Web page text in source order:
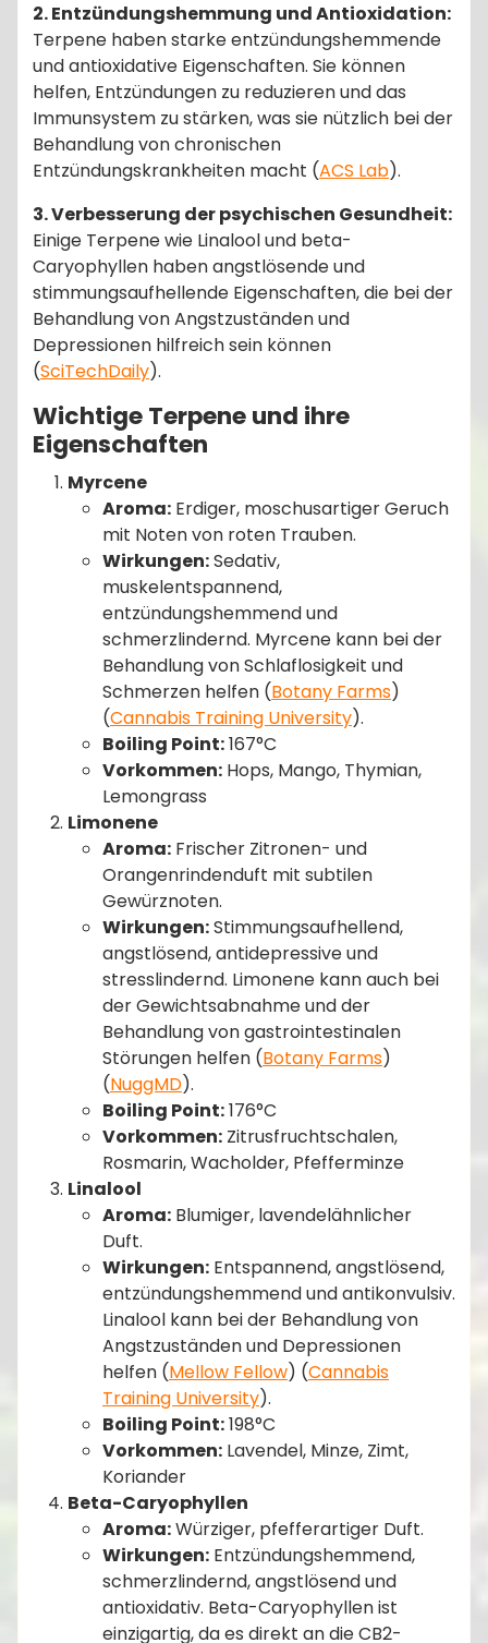
2. Entzündungshemmung und Antioxidation:
Terpene haben starke entzündungshemmende
und antioxidative Eigenschaften. Sie können
helfen, Entzündungen zu reduzieren und das
Immunsystem zu stärken, was sie nützlich bei der
Behandlung von chronischen
Entzündungskrankheiten macht​ (ACS Lab)​.
3. Verbesserung der psychischen Gesundheit:
Einige Terpene wie Linalool und beta-
Caryophyllen haben angstlösende und
stimmungsaufhellende Eigenschaften, die bei der
Behandlung von Angstzuständen und
Depressionen hilfreich sein können​
(SciTechDaily)​.
Wichtige Terpene und ihre
Eigenschaften
Myrcene
Aroma: Erdiger, moschusartiger Geruch
mit Noten von roten Trauben.
Wirkungen:Sedativ,
muskelentspannend,
entzündungshemmend und
schmerzlindernd. Myrcene kann bei der
Behandlung von Schlaflosigkeit und
Schmerzen helfen​ (Botany Farms)​​
(Cannabis Training University)​.
Boiling Point:167°C
Vorkommen: Hops, Mango, Thymian,
Lemongrass
Limonene
Aroma: Frischer Zitronen- und
Orangenrindenduft mit subtilen
Gewürznoten.
Wirkungen:Stimmungsaufhellend,
angstlösend, antidepressive und
stresslindernd. Limonene kann auch bei
der Gewichtsabnahme und der
Behandlung von gastrointestinalen
Störungen helfen​ (Botany Farms)​​
(NuggMD)​.
Boiling Point:176°C
Vorkommen: Zitrusfruchtschalen,
Rosmarin, Wacholder, Pfefferminze
Linalool
Aroma: Blumiger, lavendelähnlicher
Duft.
Wirkungen: Entspannend, angstlösend,
entzündungshemmend und antikonvulsiv.
Linalool kann bei der Behandlung von
Angstzuständen und Depressionen
helfen​ (Mellow Fellow)​​ (Cannabis
Training University)​.
Boiling Point:198°C
Vorkommen: Lavendel, Minze, Zimt,
Koriander
Beta-Caryophyllen
Aroma:Würziger, pfefferartiger Duft.
Wirkungen: Entzündungshemmend,
schmerzlindernd, angstlösend und
antioxidativ. Beta-Caryophyllen ist
einzigartig, da es direkt an die CB2-